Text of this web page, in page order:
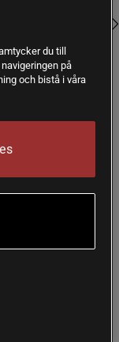
egenskaper
du till
på
och bistå i våra